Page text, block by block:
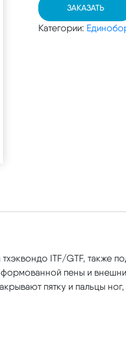
ЗАКАЗАТЬ
Категории:
ITF/GTF, также
пены и
пятку и пальцы